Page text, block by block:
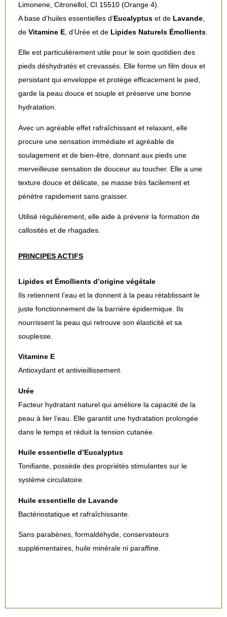
Limonene, Citronellol, CI 15510 (Orange 4).
A base d’huiles essentielles d’Eucalyptus et de Lavande
de Vitamine E , d’Urée et de Lipides Naturels Émollients
Elle est particulièrement utile pour le soin quotidien des
pieds déshydratés et crevassés. Elle forme un film doux et
persistant qui enveloppe et protège efficacement le pied,
garde la peau douce et souple et préserve une bonne
hydratation.
Avec un agréable effet rafraîchissant et relaxant, elle
procure une sensation immédiate et agréable de
soulagement et de bien-être, donnant aux pieds une
merveilleuse sensation de douceur au toucher. Elle a une
texture douce et délicate, se masse très facilement et
pénètre rapidement sans graisser.
Utilisé régulièrement, elle aide à prévenir la formation de
callosités et de rhagades.
PRINCIPES ACTIFS
Lipides et Émollients d’origine végétale
Ils retiennent l’eau et la donnent à la peau rétablissant le
juste fonctionnement de la barrière épidermique. Ils
nourrissent la peau qui retrouve son élasticité et sa
souplesse.
Vitamine E
Antioxydant et antivieillissement.
Urée
Facteur hydratant naturel qui améliore la capacité de la
peau à lier l’eau. Elle garantit une hydratation prolongée
dans le temps et réduit la tension cutanée.
Huile essentielle d’Eucalyptus
Tonifiante, possède des propriétés stimulantes sur le
système circulatoire.
Huile essentielle de Lavande
Bactériostatique et rafraîchissante.
Sans parabènes, formaldéhyde, conservateurs
supplémentaires, huile minérale ni paraffine.